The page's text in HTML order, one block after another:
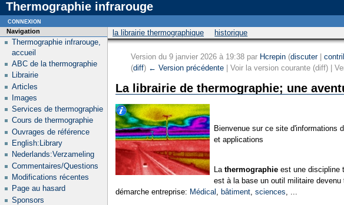
Thermographie infrarouge
la librairie thermographique historique
Version du 9 janvier 2026 à 19:38 par Hcrepin (discuter|
(diff) ← Version précédente | Voir la version courante (diff) |
La librairie de thermographie; une
Bienvenue sur ce site d'informations
et applications
La thermographieest une discipline
est à la base un outil militaire
démarche entreprise: Médical , bâtiment, sciences, ...
Navigation
Thermographie infrarouge,
accueil
ABC de la thermographie
Librairie
Articles
Images
Services de thermographie
Cours de thermographie
Ouvrages de référence
English:Library
Nederlands:Verzameling
Commentaires/Questions
Modifications récentes
Page au hasard
Sponsors
connexion